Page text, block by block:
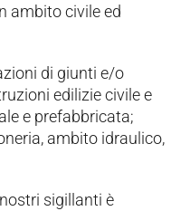
ambito civile ed
di giunti e/o
edilizie civile e
e prefabbricata;
ambito idraulico,
sigillanti è